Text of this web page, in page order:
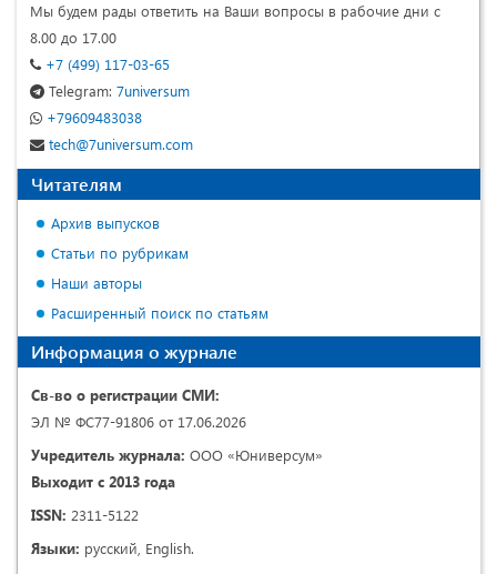
Мы будем рады ответить на Ваши вопросы в рабочие дни с
8.00 до 17.00
+7 (499) 117-03-65
Telegram: 7universum
+79609483038
tech@7universum.com
Читателям
Архив выпусков
Статьи по рубрикам
Наши авторы
Расширенный поиск по статьям
Информация о журнале
Св-во о регистрации СМИ:
ЭЛ № ФС77-91806 от 17.06.2026
Учредитель журнала: ООО «Юниверсум»
Выходит с 2013 года
ISSN: 2311-5122
Языки: русский, English.